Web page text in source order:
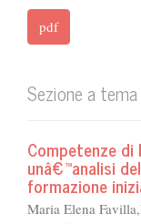
pdf
Sezione a
Competenze
unâ€™analisi
formazione
Maria Elena